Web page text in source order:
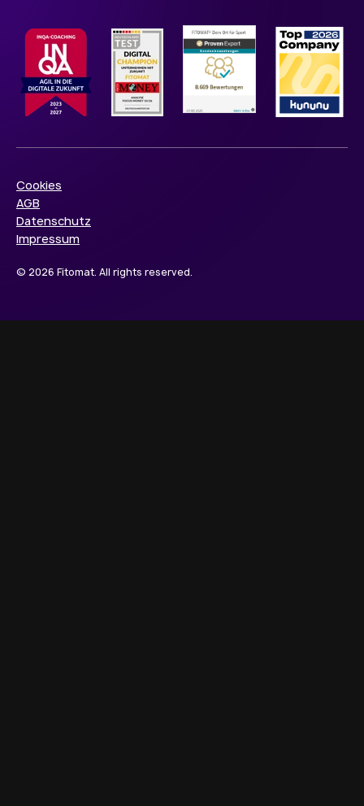
© 2026 Fitomat. All rights reserved.
Cookies
AGB
Datenschutz
Impressum